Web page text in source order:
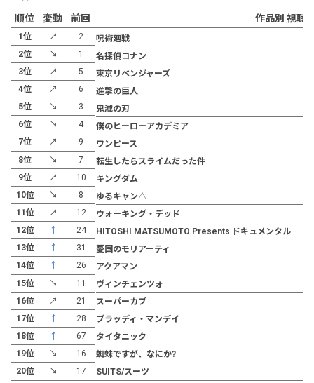
順位 変動 前回 作品別 視聴
1位 ↗ 2
呪術廻戦
名探偵コナン
東京リベンジャーズ
進撃の巨人
鬼滅の刃
僕のヒーローアカデミア
ワンピース
転生したらスライムだった件
キングダム
ゆるキャン△
ウォーキング・デッド
HITOSHI MATSUMOTO Presents ドキュメンタル
憂国のモリアーティ
アクアマン
ヴィンチェンツォ
スーパーカブ
ブラッディ・マンデイ
タイタニック
蜘蛛ですが、なにか?
SUITS/スーツ
2位 ↘
1
3位
↗
5
4位
↗
6
5位
↘
3
6位
↘
4
7位
↗
9
8位
↘
7
9位
↗
10
10位
↘
8
11位
↗
12
12位
↑
24
13位
↑
31
14位
↑
26
15位
↘
11
16位
↗
21
17位
↑
28
18位
↑
67
19位
↘
16
20位
↘ 17